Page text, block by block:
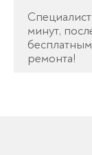
минут,
ремонта!